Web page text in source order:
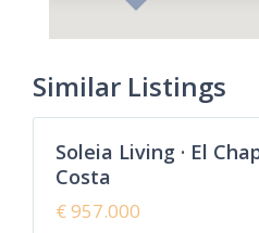
Similar Listings
Soleia Living · El
Costa
€ 957.000